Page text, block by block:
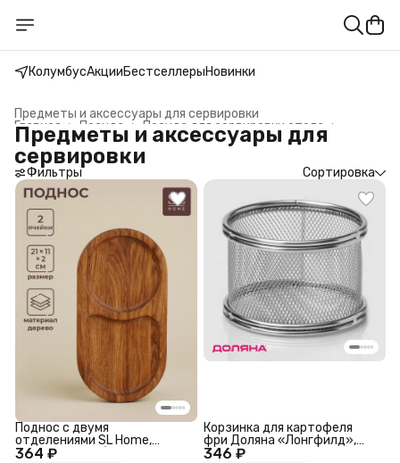
КолумбусАкцииБестселлерыНовинки
Предметы и аксессуары для сервировки
Посуда для сервировки стола
›
Посуда ›
Главная ›
Предметы и аксессуары для
сервировки
Фильтры Сортировка
364 ₽
Поднос с двумя
отделениями SL Home,
21×11×2 см, дуб
346 ₽
Корзинка для картофеля
фри Доляна «Лонгфилд»,
d=9 см, внутр d=8 см, h=6 см,